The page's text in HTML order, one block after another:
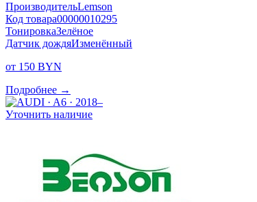
ПроизводительLemson
Код товара00000010295
ТонировкаЗелёное
Датчик дождяИзменённый
от 150 BYN
Подробнее →
Уточнить наличие